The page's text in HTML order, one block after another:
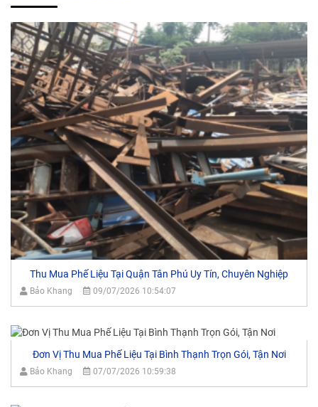
Thu Mua Phế Liệu Tại Quận Tân Phú Uy Tín, Chuyên Nghiệp
Bảo Khang 09/07/2026 10:54:07
Đơn Vị Thu Mua Phế Liệu Tại Bình Thạnh Trọn Gói, Tận Nơi
Bảo Khang 07/07/2026 10:59:38